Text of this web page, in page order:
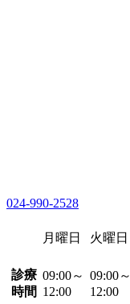
024-990-2528
月曜日 火曜日
診療
時間
09:00～
12:00
09:00～
12:00